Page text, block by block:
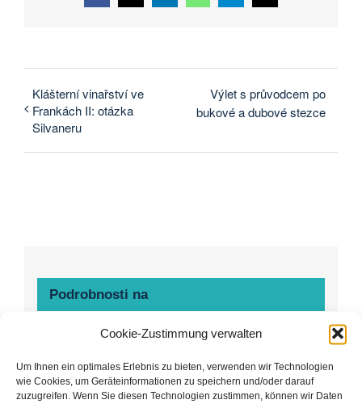
Cookie-Zustimmung verwalten
Um Ihnen ein optimales Erlebnis zu bieten, verwenden wir Technologien
wie Cookies, um Geräteinformationen zu speichern und/oder darauf
zuzugreifen. Wenn Sie diesen Technologien zustimmen, können wir Daten
mail
Klášterní vinařství ve
Frankách II: otázka
Silvaneru
Výlet s průvodcem po
bukové a dubové stezce
Podrobnosti na
Čas:
9:00 - 11:30